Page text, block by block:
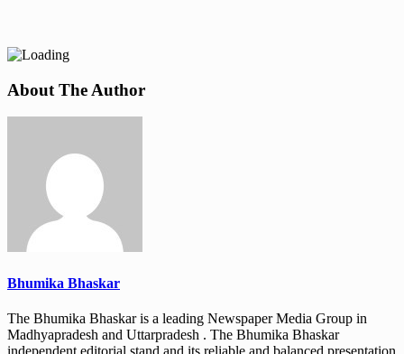
About The Author
Bhumika Bhaskar
The Bhumika Bhaskar is a leading Newspaper Media Group in
Madhyapradesh and Uttarpradesh . The Bhumika Bhaskar
independent editorial stand and its reliable and balanced presentation